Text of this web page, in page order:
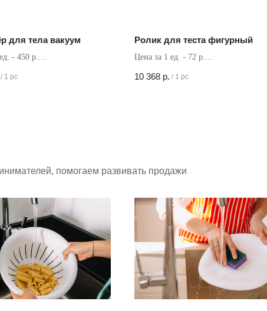
для тела вакуум
- 450 р.
/ 1 pc
Ролик для теста фигурный
Цена за 1 ед. - 72 р.
10 368 р. / 1 pc
помогаем развивать продажи